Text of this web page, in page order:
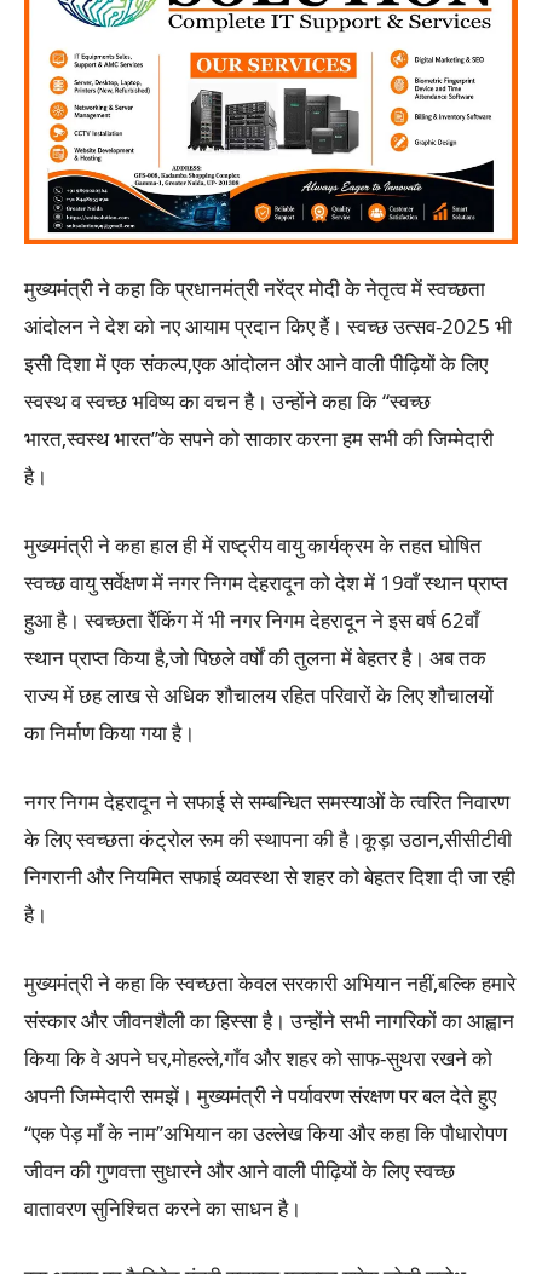
मुख्यमंत्री ने कहा कि प्रधानमंत्री नरेंद्र मोदी के नेतृत्व में स्वच्छता
आंदोलन ने देश को नए आयाम प्रदान किए हैं। स्वच्छ उत्सव-2025 भी
इसी दिशा में एक संकल्प,एक आंदोलन और आने वाली पीढ़ियों के लिए
स्वस्थ व स्वच्छ भविष्य का वचन है। उन्होंने कहा कि ‘‘स्वच्छ
भारत,स्वस्थ भारत’’के सपने को साकार करना हम सभी की जिम्मेदारी
है।
मुख्यमंत्री ने कहा हाल ही में राष्ट्रीय वायु कार्यक्रम के तहत घोषित
स्वच्छ वायु सर्वेक्षण में नगर निगम देहरादून को देश में 19वाँ स्थान प्राप्त
हुआ है। स्वच्छता रैंकिंग में भी नगर निगम देहरादून ने इस वर्ष 62वाँ
स्थान प्राप्त किया है,जो पिछले वर्षों की तुलना में बेहतर है। अब तक
राज्य में छह लाख से अधिक शौचालय रहित परिवारों के लिए शौचालयों
का निर्माण किया गया है।
नगर निगम देहरादून ने सफाई से सम्बन्धित समस्याओं के त्वरित निवारण
के लिए स्वच्छता कंट्रोल रूम की स्थापना की है।कूड़ा उठान,सीसीटीवी
निगरानी और नियमित सफाई व्यवस्था से शहर को बेहतर दिशा दी जा रही
है।
मुख्यमंत्री ने कहा कि स्वच्छता केवल सरकारी अभियान नहीं,बल्कि हमारे
संस्कार और जीवनशैली का हिस्सा है। उन्होंने सभी नागरिकों का आह्वान
किया कि वे अपने घर,मोहल्ले,गाँव और शहर को साफ-सुथरा रखने को
अपनी जिम्मेदारी समझें। मुख्यमंत्री ने पर्यावरण संरक्षण पर बल देते हुए
‘‘एक पेड़ माँ के नाम’’अभियान का उल्लेख किया और कहा कि पौधारोपण
जीवन की गुणवत्ता सुधारने और आने वाली पीढ़ियों के लिए स्वच्छ
वातावरण सुनिश्चित करने का साधन है।